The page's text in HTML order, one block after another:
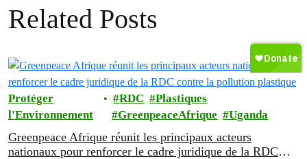
Related Posts
Protéger
l'Environnement
RDC
Plastiques
GreenpeaceAfrique
Uganda
Greenpeace Afrique réunit les principaux acteurs
nationaux pour renforcer le cadre juridique de la RDC